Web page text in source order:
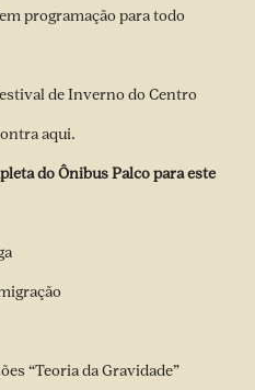
programação para todo
de Inverno do Centro
aqui.
do Ônibus Palco para este
“Teoria da Gravidade”